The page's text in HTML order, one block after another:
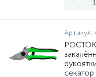
Артикул:
РОСТОК